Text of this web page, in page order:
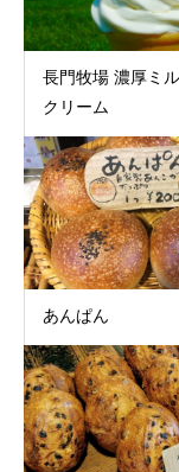
長門牧場 濃厚ミ
クリーム
あんぱん